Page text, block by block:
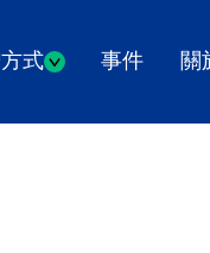
式 事件 關